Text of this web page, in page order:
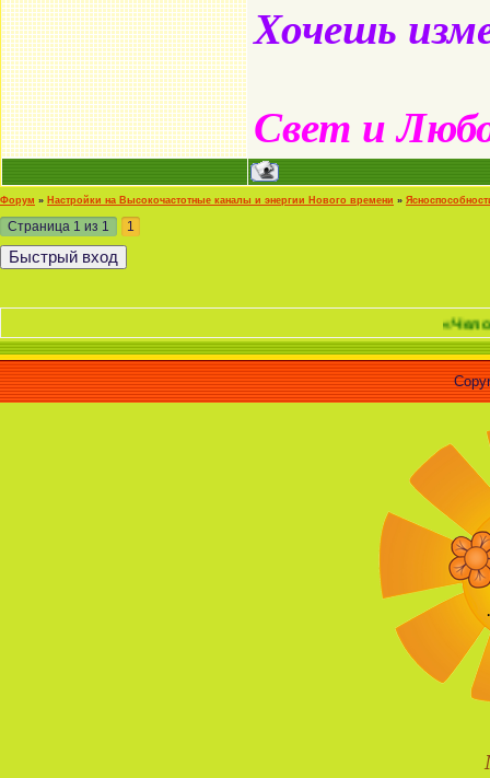
Хочешь
Свет и
Форум » Настройки на Высокочастотные каналы и энергии Нового времени »
Страница 1 из 1 1
«Человек - это